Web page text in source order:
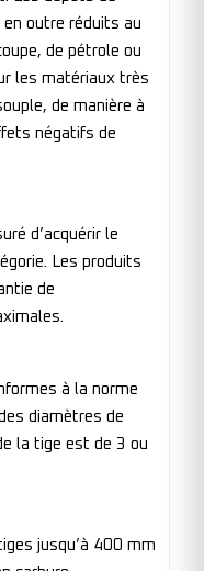
outre réduits au
de pétrole ou
les matériaux très
de manière à
négatifs de
d’acquérir le
Les produits
de
à la norme
diamètres de
la tige est de 3 ou
jusqu’à 400 mm